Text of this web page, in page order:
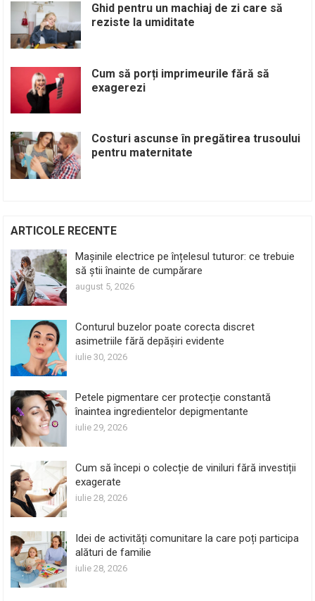
Ghid pentru un machiaj de zi care să
reziste la umiditate
Cum să porți imprimeurile fără să
exagerezi
Costuri ascunse în pregătirea trusoului
pentru maternitate
ARTICOLE RECENTE
Mașinile electrice pe înțelesul tuturor: ce trebuie
să știi înainte de cumpărare
august 5, 2026
Conturul buzelor poate corecta discret
asimetriile fără depășiri evidente
iulie 30, 2026
Petele pigmentare cer protecție constantă
înaintea ingredientelor depigmentante
iulie 29, 2026
Cum să începi o colecție de viniluri fără investiții
exagerate
iulie 28, 2026
Idei de activități comunitare la care poți participa
alături de familie
iulie 28, 2026